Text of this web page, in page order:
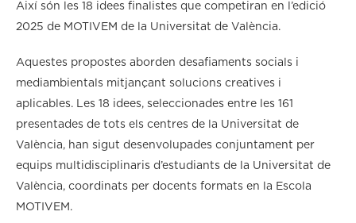
Així són les 18 idees finalistes que competiran en l’edició
2025 de MOTIVEM de la Universitat de València.
Aquestes propostes aborden desafiaments socials i
mediambientals mitjançant solucions creatives i
aplicables. Les 18 idees, seleccionades entre les 161
presentades de tots els centres de la Universitat de
València, han sigut desenvolupades conjuntament per
equips multidisciplinaris d’estudiants de la Universitat de
València, coordinats per docents formats en la Escola
MOTIVEM.